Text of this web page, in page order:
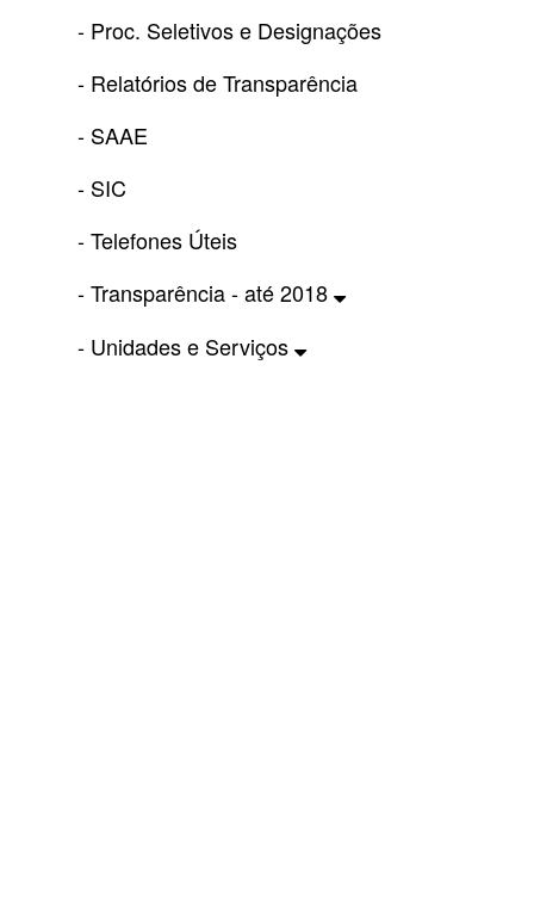
- Proc. Seletivos e Designações
- Relatórios de Transparência
- SAAE
- SIC
- Telefones Úteis
- Transparência - até 2018
- Unidades e Serviços